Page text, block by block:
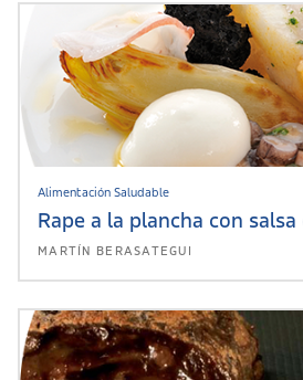
Alimentación Saludable
Rape a la plancha con
MARTÍN BERASATEGUI